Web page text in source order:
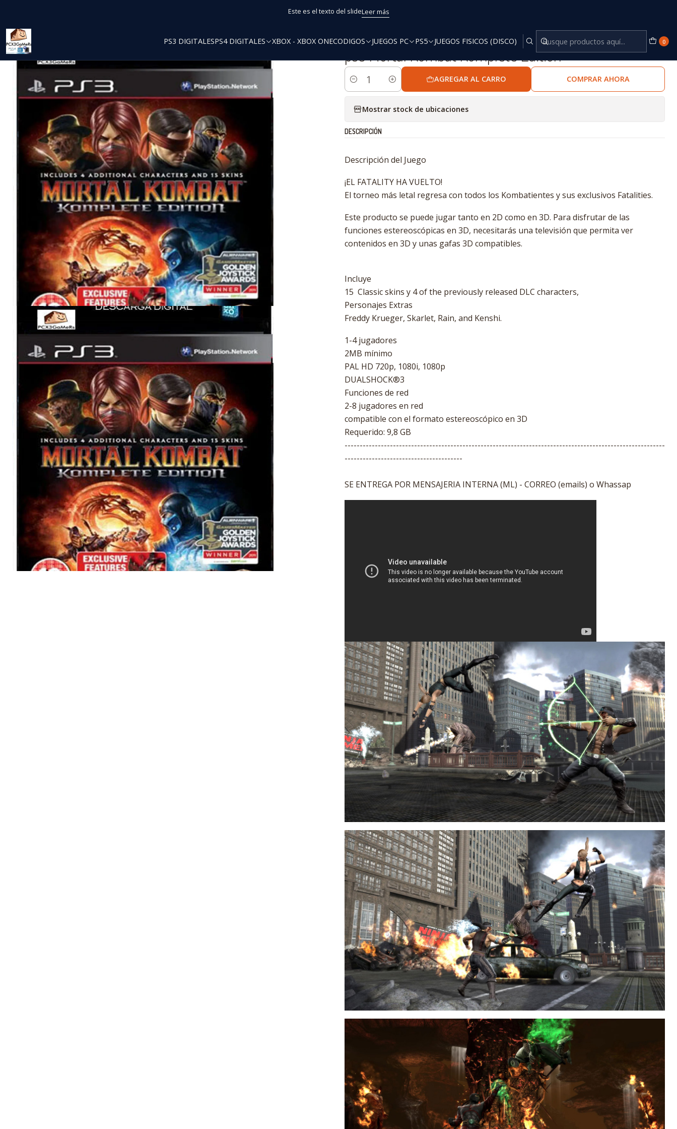
PS3 DIGITALESPS4 DIGITALES XBOX - XBOX ONECODIGOS JUEGOS PC PS5 JUEGOS FISICOS (DISCO) 0
Este es el texto del slideLeer más
PS3 Digitales ps3 Mortal Kombat Komplete Edition
|
ps3 Mortal Kombat Komplete Edition
Cantidad
AGREGAR AL CARRO COMPRAR AHORA
Mostrar stock de ubicaciones
DESCRIPCIÓN
Descripción del Juego
¡EL FATALITY HA VUELTO!
El torneo más letal regresa con todos los Kombatientes y sus exclusivos Fatalities.
Este producto se puede jugar tanto en 2D como en 3D. Para disfrutar de las
funciones estereoscópicas en 3D, necesitarás una televisión que permita ver
contenidos en 3D y unas gafas 3D compatibles.
Incluye
15 Classic skins y 4 of the previously released DLC characters,
Personajes Extras
Freddy Krueger, Skarlet, Rain, and Kenshi.
1-4 jugadores
2MB mínimo
PAL HD 720p, 1080i, 1080p
DUALSHOCK®3
Funciones de red
2-8 jugadores en red
compatible con el formato estereoscópico en 3D
Requerido: 9,8 GB
----------------------------------------------------------------------------------------------------------
---------------------------------------
SE ENTREGA POR MENSAJERIA INTERNA (ML) - CORREO (emails) o Whassap